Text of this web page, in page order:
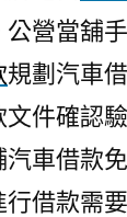
營當舖
規劃汽車
件確認
汽車借款
借款需要